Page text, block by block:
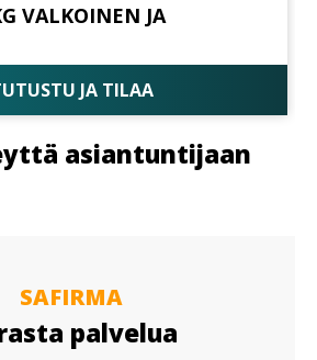
VALKOINEN JA
JA TILAA
asiantuntijaan
SAFIRMA
palvelua